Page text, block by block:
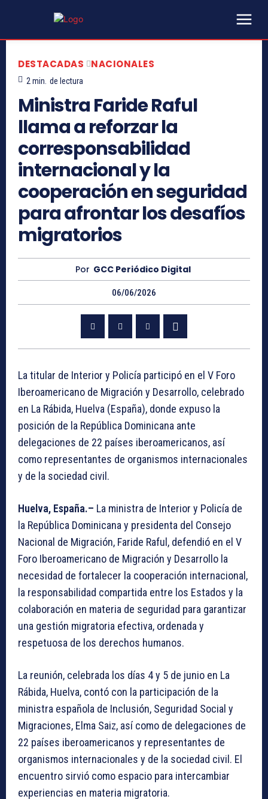
DESTACADAS NACIONALES
2 min. de lectura
Ministra Faride Raful
llama a reforzar la
corresponsabilidad
internacional y la
cooperación en seguridad
para afrontar los desafíos
migratorios
Por GCC Periódico Digital
06/06/2026
La titular de Interior y Policía participó en el V Foro
Iberoamericano de Migración y Desarrollo, celebrado
en La Rábida, Huelva (España), donde expuso la
posición de la República Dominicana ante
delegaciones de 22 países iberoamericanos, así
como representantes de organismos internacionales
y de la sociedad civil.
Huelva, España.– La ministra de Interior y Policía de
la República Dominicana y presidenta del Consejo
Nacional de Migración, Faride Raful, defendió en el V
Foro Iberoamericano de Migración y Desarrollo la
necesidad de fortalecer la cooperación internacional,
la responsabilidad compartida entre los Estados y la
colaboración en materia de seguridad para garantizar
una gestión migratoria efectiva, ordenada y
respetuosa de los derechos humanos.
La reunión, celebrada los días 4 y 5 de junio en La
Rábida, Huelva, contó con la participación de la
ministra española de Inclusión, Seguridad Social y
Migraciones, Elma Saiz, así como de delegaciones de
22 países iberoamericanos y representantes de
organismos internacionales y de la sociedad civil. El
encuentro sirvió como espacio para intercambiar
experiencias en materia migratoria.